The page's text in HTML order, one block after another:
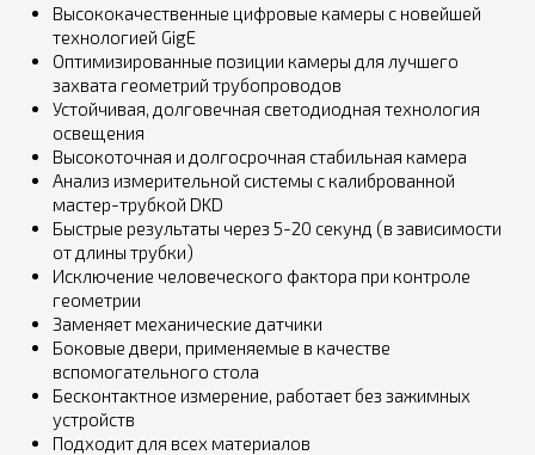
Высококачественные цифровые камеры с новейшей
технологией GigE
Оптимизированные позиции камеры для лучшего
захвата геометрий трубопроводов
Устойчивая, долговечная светодиодная технология
освещения
Высокоточная и долгосрочная стабильная камера
Анализ измерительной системы с калиброванной
мастер-трубкой DKD
Быстрые результаты через 5-20 секунд (в зависимости
от длины трубки)
Исключение человеческого фактора при контроле
геометрии
Заменяет механические датчики
Боковые двери, применяемые в качестве
вспомогательного стола
Бесконтактное измерение, работает без зажимных
устройств
Подходит для всех материалов